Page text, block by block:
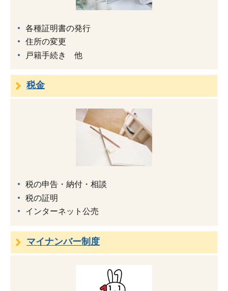
各種証明書の発行
住所の変更
戸籍手続き 他
税金
税の申告・納付・相談
税の証明
インターネット公売
マイナンバー制度